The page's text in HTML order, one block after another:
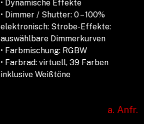
• Dynamische Effekte
• Dimmer / Shutter: 0 – 100%
elektronisch: Strobe-Effekte:
auswählbare Dimmerkurven
• Farbmischung: RGBW
• Farbrad: virtuell, 39 Farben
inklusive Weißtöne
a. Anfr.